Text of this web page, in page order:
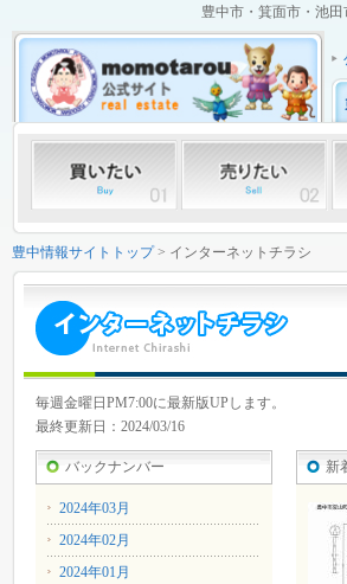
豊中市・箕面市・池
豊中情報サイトトップ> インターネットチラシ
毎週金曜日PM7:00に最新版UPします。
最終更新日：2024/03/16
バックナンバー
2024年03月
2024年02月
2024年01月
新